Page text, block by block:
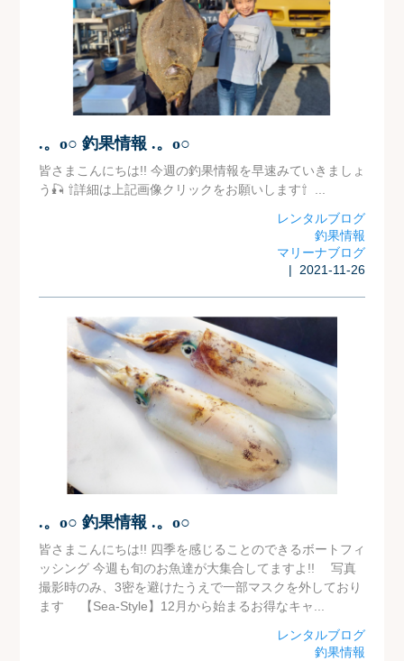
.。o○ 釣果情報 .。o○
皆さまこんにちは!! 今週の釣果情報を早速みていきましょ
う🎣 ⇧詳細は上記画像クリックをお願いします⇧ ...
レンタルブログ
釣果情報
マリーナブログ
| 2021-11-26
.。o○ 釣果情報 .。o○
皆さまこんにちは!! 四季を感じることのできるボートフィ
ッシング 今週も旬のお魚達が大集合してますよ!! 写真
撮影時のみ、3密を避けたうえで一部マスクを外しており
ます 【Sea-Style】12月から始まるお得なキャ...
レンタルブログ
釣果情報